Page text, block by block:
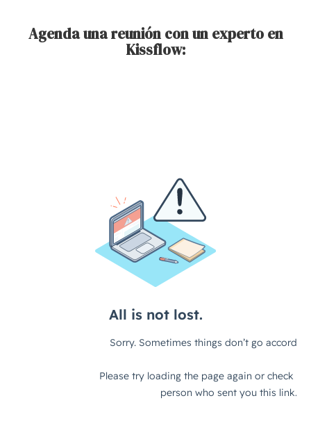
Agenda una reunión con un experto en
Kissflow: